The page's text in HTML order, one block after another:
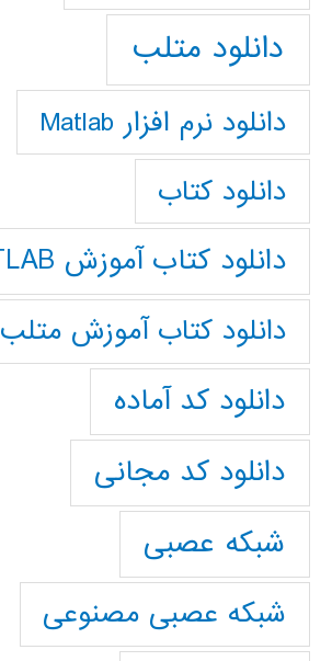
دانلود متلب
دانلود نرم افزار Matlab
دانلود کتاب
دانلود کتاب آموزش MATLAB
دانلود کتاب آموزش متلب
دانلود کد آماده
دانلود کد مجانی
شبکه عصبی
شبکه عصبی مصنوعی